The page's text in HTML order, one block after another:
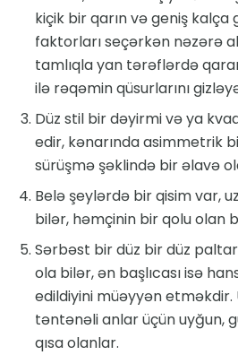
kiçik bir qarın və geniş
faktorları seçərkən nəzərə
tamlıqla yan tərəflərdə
ilə rəqəmin qüsurlarını
Düz stil bir dəyirmi və ya
edir, kənarında asimmetrik
sürüşmə şəklində bir əlavə
Belə şeylərdə bir qisim var,
bilər, həmçinin bir qolu olan
Sərbəst bir düz bir düz
ola bilər, ən başlıcası isə
edildiyini müəyyən etməkdir.
təntənəli anlar üçün uyğun,
qısa olanlar.